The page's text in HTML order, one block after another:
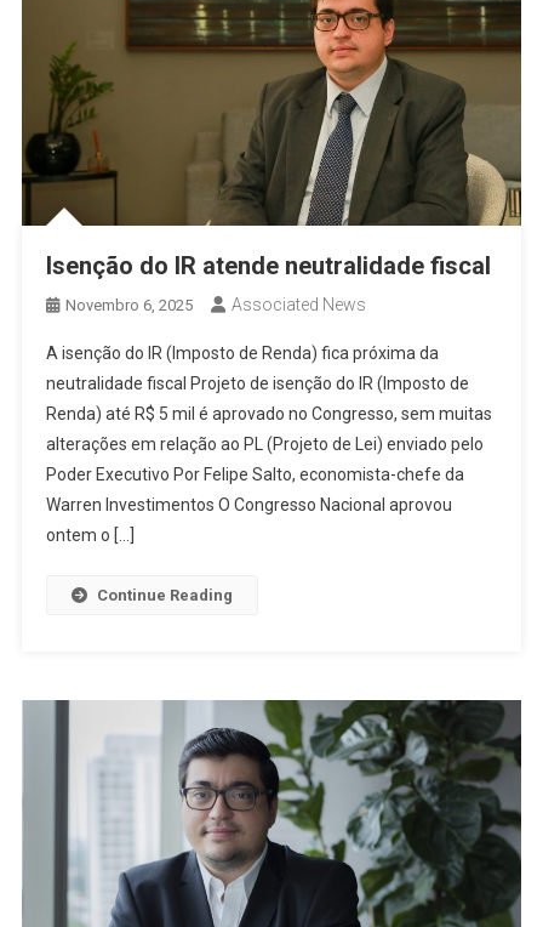
Isenção do IR atende neutralidade fiscal
Novembro 6, 2025 Associated News
A isenção do IR (Imposto de Renda) fica próxima da
neutralidade fiscal Projeto de isenção do IR (Imposto de
Renda) até R$ 5 mil é aprovado no Congresso, sem muitas
alterações em relação ao PL (Projeto de Lei) enviado pelo
Poder Executivo Por Felipe Salto, economista-chefe da
Warren Investimentos O Congresso Nacional aprovou
ontem o […]
Continue Reading